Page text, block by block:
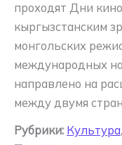
проходят Дни
кыргызстанским
монгольских
международных
направлено на
между двумя
Рубрики: Культура,